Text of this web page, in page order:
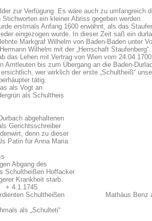
zur Verfügung. Es wäre auch zu
ein kleiner Abriss gegeben werden.
erstmals Anfang 1600 erwähnt, als das
eingezogen wurde. In dieser Zeit saß ein
Markgraf Wilhelm von Baden-Baden unter
Wilhelm mit der „Herrschaft
das Lehen mit Vertrag von Wien vom
Amtleuten bis zum Übergang an die Baden-
wer wirklich der erste „Schultheiß“
tätig.
als Vogt an
als Schultheis
abgehaltenen
denn zu dieser
für Anna Maria
Abgang des
Hoffacker
Krankheit starb.
+ 4.1.1745
Schultheißen Mathäus Benz
als „Schulteti“